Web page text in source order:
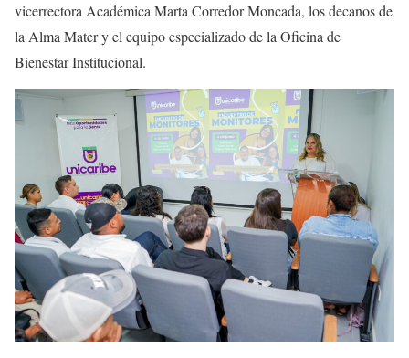
vicerrectora Académica Marta Corredor Moncada, los decanos de
la Alma Mater y el equipo especializado de la Oficina de
Bienestar Institucional.